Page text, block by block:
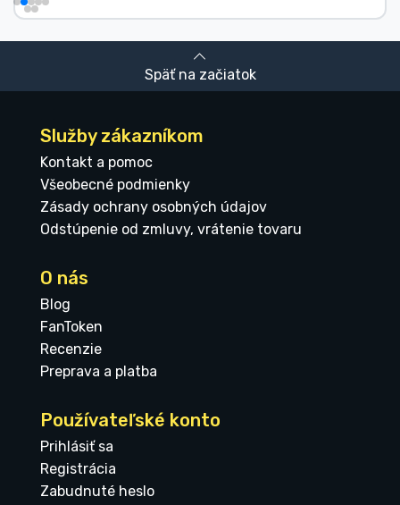
Späť na začiatok
Služby zákazníkom
Kontakt a pomoc
Všeobecné podmienky
Zásady ochrany osobných údajov
Odstúpenie od zmluvy, vrátenie tovaru
O nás
Blog
FanToken
Recenzie
Preprava a platba
Používateľské konto
Prihlásiť sa
Registrácia
Zabudnuté heslo